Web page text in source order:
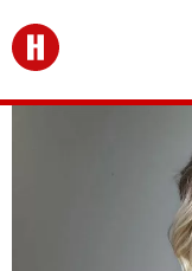
Перейти на главную